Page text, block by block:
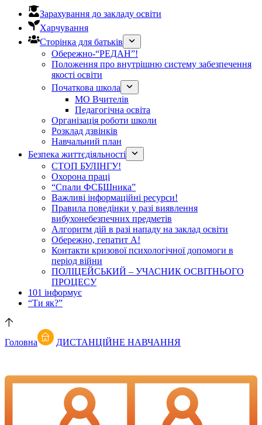
Зарахування до закладу освіти
Харчування
Сторінка для батьків
Обережно-“РЕДАН”!
Положення про внутрішню систему забезпечення
якості освіти
Початкова школа
МО Вчителів
Педагогічна освіта
Організація роботи школи
Розклад дзвінків
Навчальний план
Безпека життєдіяльності
СТОП БУЛІНГУ!
Охорона праці
“Спали ФСБШника”
Важливі інформаційні ресурси!
Правила поведінки у разі виявлення
вибухонебезпечних предметів
Алгоритм дій в разі нападу на заклад освіти
Обережно, гепатит А!
Контакти кризової психологічної допомоги в
період війни
ПОЛІЦЕЙСЬКИЙ – УЧАСНИК ОСВІТНЬОГО
ПРОЦЕСУ
101 інформує
“Ти як?”
Головна ДИСТАНЦІЙНЕ НАВЧАННЯ